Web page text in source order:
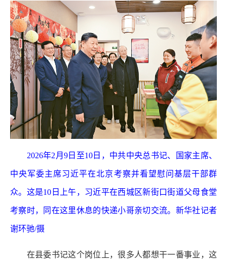
2026年2月9日至10日，中共中央总书记、国家主席、
中央军委主席习近平在北京考察并看望慰问基层干部群
众。这是10日上午，习近平在西城区新街口街道父母食堂
考察时，同在这里休息的快递小哥亲切交流。新华社记者
谢环驰/摄
在县委书记这个岗位上，很多人都想干一番事业，这